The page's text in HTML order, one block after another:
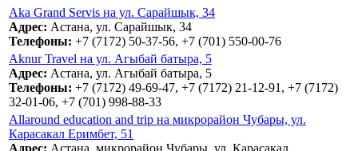
Aka Grand Servis на ул. Сарайшык, 34
Адрес: Астана, ул. Сарайшык, 34
Телефоны: +7 (7172) 50-37-56, +7 (701) 550-00-76
Aknur Travel на ул. Агыбай батыра, 5
Адрес: Астана, ул. Агыбай батыра, 5
Телефоны: +7 (7172) 49-69-47, +7 (7172) 21-12-91, +7 (7172)
32-01-06, +7 (701) 998-88-33
Allaround education and trip на микрорайон Чубары, ул.
Карасакал Еримбет, 51